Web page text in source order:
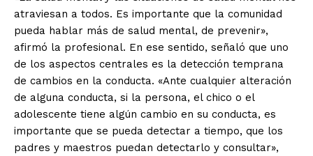
atraviesan a todos. Es importante que la comunidad
pueda hablar más de salud mental, de prevenir»,
afirmó la profesional. En ese sentido, señaló que uno
de los aspectos centrales es la detección temprana
de cambios en la conducta. «Ante cualquier alteración
de alguna conducta, si la persona, el chico o el
adolescente tiene algún cambio en su conducta, es
importante que se pueda detectar a tiempo, que los
padres y maestros puedan detectarlo y consultar»,